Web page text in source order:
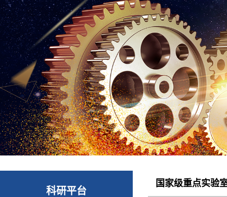
科研平台
国家级重点实验